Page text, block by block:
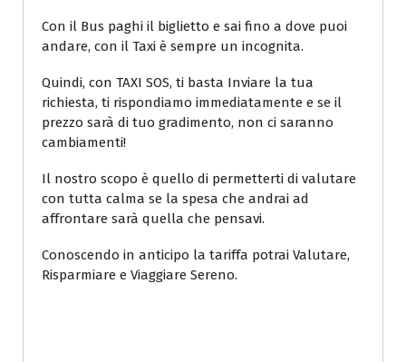
Con il Bus paghi il biglietto e sai fino a dove puoi
andare, con il Taxi è sempre un incognita.
Quindi, con TAXI SOS, ti basta Inviare la tua
richiesta, ti rispondiamo immediatamente e se il
prezzo sarà di tuo gradimento, non ci saranno
cambiamenti!
Il nostro scopo è quello di permetterti di valutare
con tutta calma se la spesa che andrai ad
affrontare sarà quella che pensavi.
Conoscendo in anticipo la tariffa potrai Valutare,
Risparmiare e Viaggiare Sereno.